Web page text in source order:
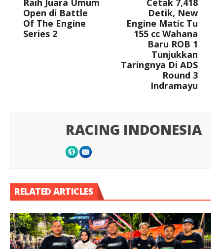
Raih Juara Umum
Open di Battle
Of The Engine
Series 2
Cetak 7,418
Detik, New
Engine Matic Tu
155 cc Wahana
Baru ROB 1
Tunjukkan
Taringnya Di ADS
Round 3
Indramayu
RACING INDONESIA
RELATED ARTICLES